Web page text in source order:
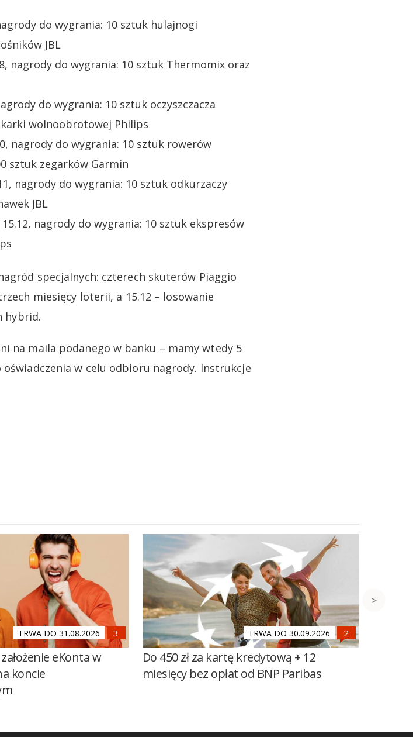
do wygrania: 10 sztuk hulajnogi
JBL
nagrody do wygrania: 10 sztuk Thermomix oraz
do wygrania: 10 sztuk oczyszczacza
wolnoobrotowej Philips
nagrody do wygrania: 10 sztuk rowerów
sztuk zegarków Garmin
nagrody do wygrania: 10 sztuk odkurzaczy
JBL
nagrody do wygrania: 10 sztuk ekspresów
specjalnych: czterech skuterów Piaggio
miesięcy loterii, a 15.12 – losowanie
hybrid.
na maila podanego w banku – mamy wtedy 5
w celu odbioru nagrody. Instrukcje
TRWA DO 31.08.2026
eKonta w
koncie
TRWA DO 30.09.2026
Do 450 zł za kartę kredytową + 12
miesięcy bez opłat od BNP Paribas